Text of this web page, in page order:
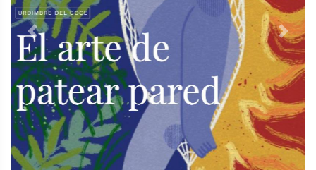
Previous Next